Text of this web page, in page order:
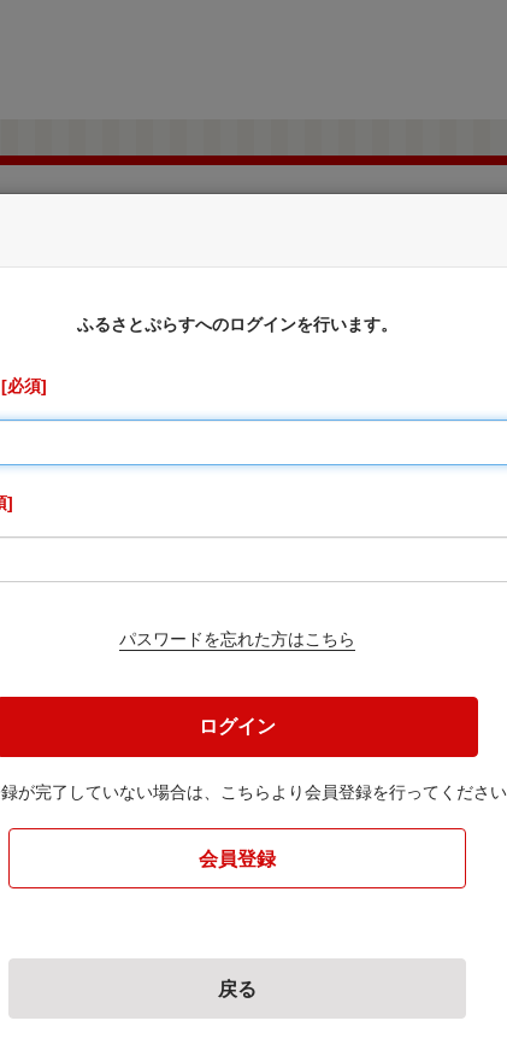
ふるさと納税のお申込み
とうございます。
して】
以下の地域において、 お荷物の出荷停止や配送遅延が
がある地域
解・ご了承賜りますようお願い申し上げます。
、ご寄附のお申込みは受付しております。
より発送時期は異なりますが、
発送となる場合がございます。
ー通りにお休みをいただきます。
たします。
たします※
返礼品の変更・返品はできません。
届けできない場合、返礼品の再送は致しません。
ざいます。ページ内のご案内を必ずご確認ください。
附は受け付けできませんのでご了承ください。
順次、取扱事業者（配送元）へ発送依頼を行います。
期間は、返礼品により異なります。返礼品ページにてご
ふるさとぷらすへのログインを行います。
必須
パスワードを忘れた方はこちら
ログイン
が完了していない場合は、 こちらより会員登録を行ってください
会員登録
戻る